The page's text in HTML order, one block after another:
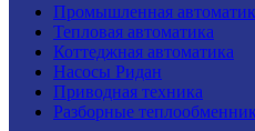
Промышленная
Тепловая автоматика
Коттеджная автоматика
Насосы Ридан
Приводная техника
Разборные